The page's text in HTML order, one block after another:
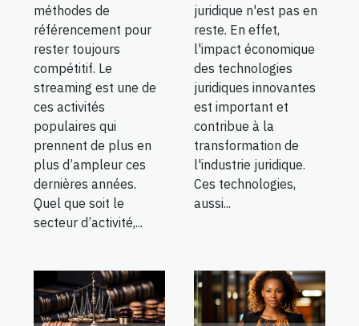
méthodes de
référencement pour
rester toujours
compétitif. Le
streaming est une de
ces activités
populaires qui
prennent de plus en
plus d’ampleur ces
dernières années.
Quel que soit le
secteur d’activité,...
juridique n'est pas en
reste. En effet,
l'impact économique
des technologies
juridiques innovantes
est important et
contribue à la
transformation de
l'industrie juridique.
Ces technologies,
aussi...